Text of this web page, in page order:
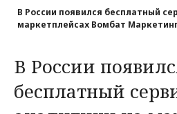
Финансы
Наука
Культура
В России появился бесплатный
маркетплейсах Вомбат
В России
бесплатный